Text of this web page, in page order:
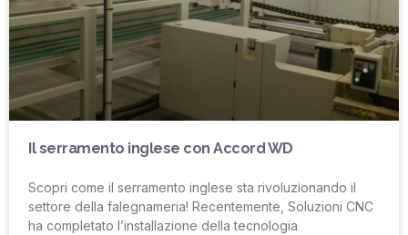
Il serramento inglese con Accord WD
Scopri come il serramento inglese sta rivoluzionando il
settore della falegnameria! Recentemente, Soluzioni CNC
ha completato l’installazione della tecnologia